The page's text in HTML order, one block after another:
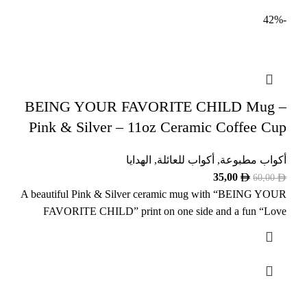
-42%
BEING YOUR FAVORITE CHILD Mug –
Pink & Silver – 11oz Ceramic Coffee Cup
أكواب مطبوعة, أكواب للعائلة, الهدايا
60,00
35,00
A beautiful Pink & Silver ceramic mug with “BEING YOUR
FAVORITE CHILD” print on one side and a fun “Love